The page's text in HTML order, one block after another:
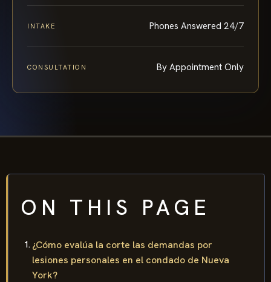
INTAKE Phones Answered 24/7
CONSULTATION By Appointment Only
ON THIS PAGE
¿Cómo evalúa la corte las demandas por
lesiones personales en el condado de Nueva
York?